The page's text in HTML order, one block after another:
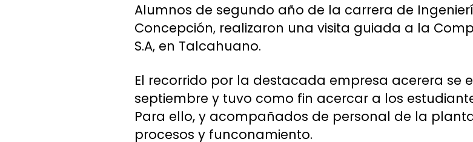
Alumnos de segundo año de la carrera de
Concepción, realizaron una visita guiada a la
S.A, en Talcahuano.
El recorrido por la destacada empresa acerera se
septiembre y tuvo como fin acercar a los
Para ello, y acompañados de personal de la
procesos y funconamiento.